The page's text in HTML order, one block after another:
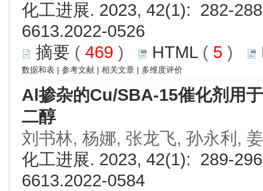
化工进展. 2023, 42(1): 282-
6613.2022-0526
摘要 ( 469 ) HTML( 5 )
数据和表 | 参考文献 | 相关文章 | 多维度评价
Al掺杂的Cu/SBA-15催化剂用
二醇
刘书林, 杨娜, 张龙飞, 孙永利,
化工进展. 2023, 42(1): 289-
6613.2022-0584